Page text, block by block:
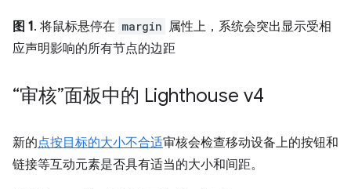
图 1. 将鼠标悬停在 margin 属性上，系统会突出显示受相
应声明影响的所有节点的边距
“审核”面板中的 Lighthouse v4
新的点按目标的大小不合适审核会检查移动设备上的按钮和
链接等互动元素是否具有适当的大小和间距。